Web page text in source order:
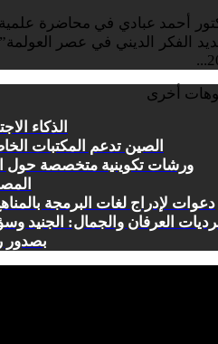
أحمد عبادي في محاضرة
أخرى
الذكاء
الصين تدعم المكتبات الخاصة بـ15
ورشات تكوينية متخصصة حول
دعوات لإدراج لغات البرمجة
العرفان والجمال: الجنيد
بصدور